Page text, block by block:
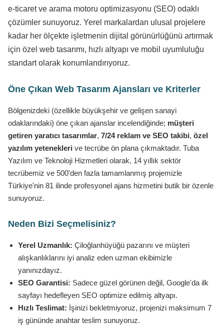
e-ticaret ve arama motoru optimizasyonu (SEO) odaklı
çözümler sunuyoruz. Yerel markalardan ulusal projelere
kadar her ölçekte işletmenin dijital görünürlüğünü artırmak
için özel web tasarımı, hızlı altyapı ve mobil uyumluluğu
standart olarak konumlandırıyoruz.
Öne Çıkan Web Tasarım Ajansları ve Kriterler
Bölgenizdeki (özellikle büyükşehir ve gelişen sanayi
odaklarındaki) öne çıkan ajanslar incelendiğinde; müşteri
getiren yaratıcı tasarımlar, 7/24 reklam ve SEO takibi, özel
yazılım yetenekleri ve tecrübe ön plana çıkmaktadır. Tuba
Yazılım ve Teknoloji Hizmetleri olarak, 14 yıllık sektör
tecrübemiz ve 500'den fazla tamamlanmış projemizle
Türkiye'nin 81 ilinde profesyonel ajans hizmetini butik bir özenle
sunuyoruz.
Neden Bizi Seçmelisiniz?
Yerel Uzmanlık: Çiloğlanhüyüğü pazarını ve müşteri
alışkanlıklarını iyi analiz eden uzman ekibimizle
yanınızdayız.
SEO Garantisi: Sadece güzel görünen değil, Google'da ilk
sayfayı hedefleyen SEO optimize edilmiş altyapı.
Hızlı Teslimat: İşinizi bekletmiyoruz, projenizi maksimum 7
iş gününde anahtar teslim sunuyoruz.